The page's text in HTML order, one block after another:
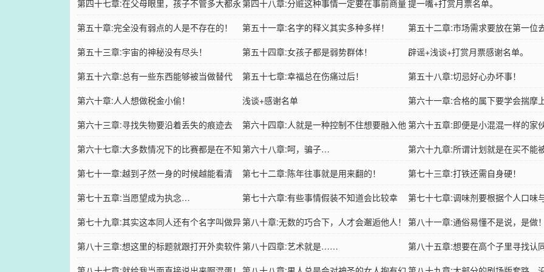
也是青春的必然阶段啊！
第四十七章:在父母眼里，孩子不管多大都永
远是孩子！
第四十八章:分赃这种事情一定要在事前商量
好！
提一嘴+打赏月票名单。
第五十章:完全没有弱点的人是不存在的！
第五十一章:名字的释义其实多种多样！
第五十二章:市场需求要放在第一位
第五十三章:宇宙的神秘没有尽头！
第五十四章:女孩子都是弱势群体！
辟谣+浅谈+打赏月票感谢名单。
第五十六章:总有一些东西能够被当做替代
品！
第五十七章:幸福总在伤痛过后！
第五十八章:切忌好心办坏事！
第六十章:人人想做税金小偷！
浅谈+感谢名单
第六十一章:合格的属下要学会揣摩
思！
第六十三章:寻找失物要沿着丢失的痕迹去
找！
第六十四章:人就是一种控制不住想要融入他
人的物种！
第六十五章:即便是小混混一样的家
也有绝对不会违背的信念跟规则！
第六十七章:大多数情况下的比赛都是在不知
不觉之下开始的！
第六十八章:呵，骗子…
第六十九章:所谓计划就是在买不能
到的杂志时就要想好要藏到那里！
第七十一章:越到孑然一身的时候越能看清
楚！
第七十二章:陈年往事就是用来翻的！
第七十三章:打铁还需自身硬！
第七十五章:当愿望成为执念…
第七十六章:有些事情假装不知道会比较幸
福！（完全不对！）
第七十七章:调味剂要根据个人口味
力选择适量添加！
第七十九章:其实这本同人还有个名字叫做异
世界jojo！
第八十章:无数的巧合下，人才会邂逅他人！ 第八十一章:通俗易懂不是说，是做
第八十三章:想这里的标题就跟打开外卖软件第八十四章:艺术就是……
第八十五章:想要在高个子里寻找认